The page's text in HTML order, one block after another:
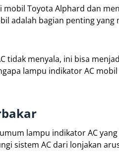
mobil Toyota Alphard dan
adalah bagian penting
tidak menyala, ini bisa
lampu indikator AC
lampu indikator AC
sistem AC dari lonjakan